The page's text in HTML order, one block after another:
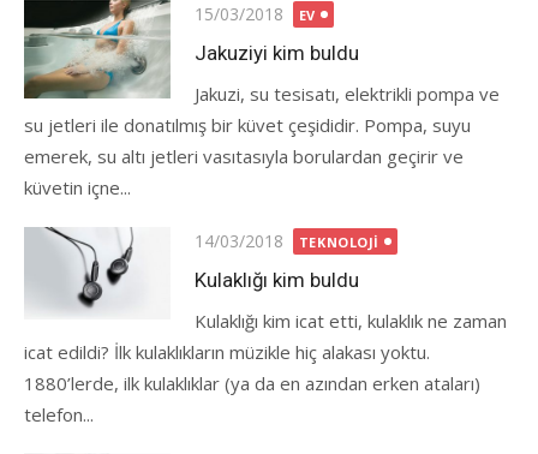
Posted
on
15/03/2018 EV
Jakuziyi kim buldu
Jakuzi, su tesisatı, elektrikli pompa ve
su jetleri ile donatılmış bir küvet çeşididir. Pompa, suyu
emerek, su altı jetleri vasıtasıyla borulardan geçirir ve
küvetin içne...
Posted
on
14/03/2018 TEKNOLOJI
Kulaklığı kim buldu
Kulaklığı kim icat etti, kulaklık ne zaman
icat edildi? İlk kulaklıkların müzikle hiç alakası yoktu.
1880’lerde, ilk kulaklıklar (ya da en azından erken ataları)
telefon...